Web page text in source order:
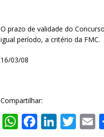
O prazo de validade do
igual período, a critério da FMC.
16/03/08
Compartilhar:
W F Li T E